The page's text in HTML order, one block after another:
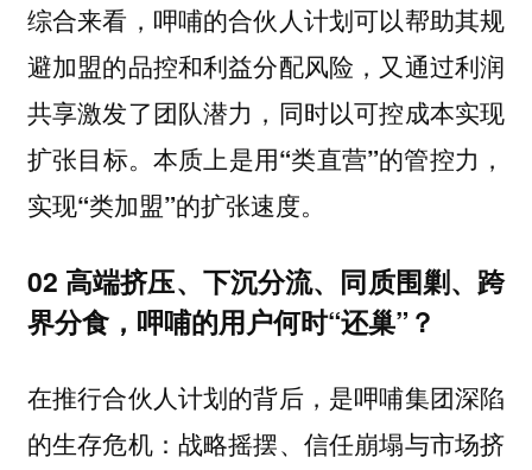
综合来看，呷哺的合伙人计划可以帮助其规
避加盟的品控和利益分配风险，又通过利润
共享激发了团队潜力，同时以可控成本实现
扩张目标。本质上是用“类直营”的管控力，
实现“类加盟”的扩张速度。
02 高端挤压、下沉分流、同质围剿、跨
界分食，呷哺的用户何时“还巢”？
在推行合伙人计划的背后，是呷哺集团深陷
的生存危机：战略摇摆、信任崩塌与市场挤